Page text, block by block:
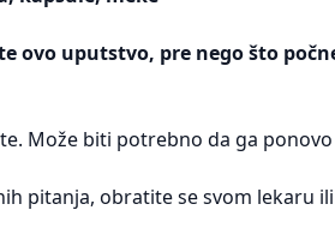
ovo uputstvo, pre nego što
Može biti potrebno da ga
pitanja, obratite se svom lekaru